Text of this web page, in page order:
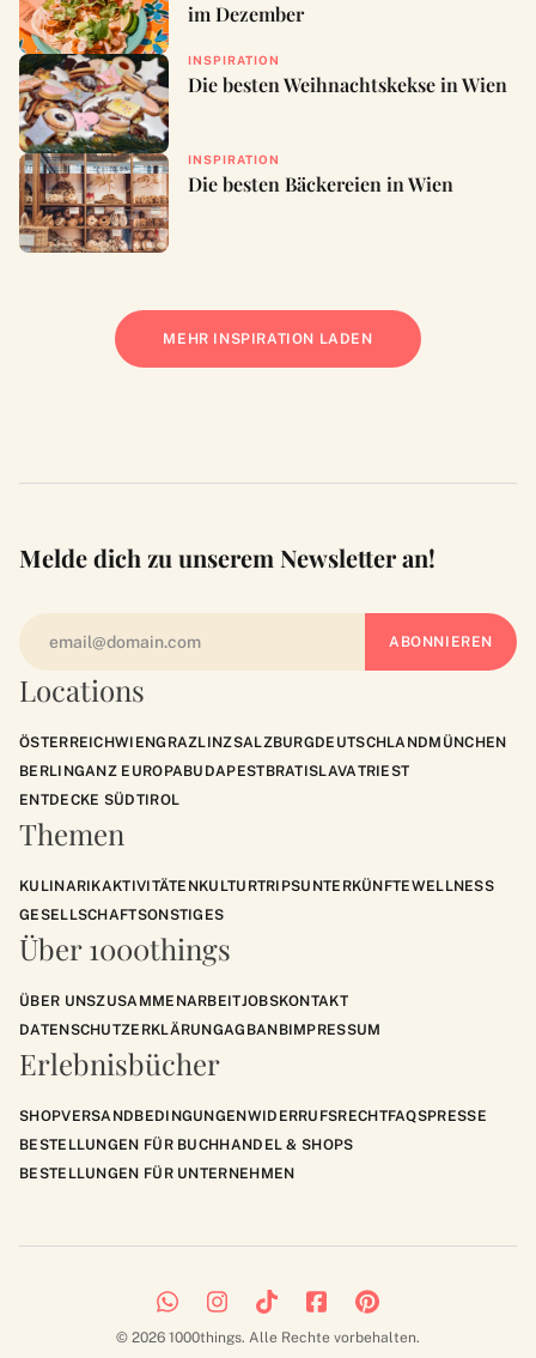
im Dezember
INSPIRATION
Die besten Weihnachtskekse in Wien
INSPIRATION
Die besten Bäckereien in Wien
MEHR INSPIRATION LADEN
Locations
ÖSTERREICHWIENGRAZLINZSALZBURGDEUTSCHLANDMÜNCHEN
BERLINGANZ EUROPABUDAPESTBRATISLAVATRIEST
ENTDECKE SÜDTIROL
Themen
KULINARIKAKTIVITÄTENKULTURTRIPSUNTERKÜNFTEWELLNESS
GESELLSCHAFTSONSTIGES
Über 1000things
ÜBER UNSZUSAMMENARBEITJOBSKONTAKT
DATENSCHUTZERKLÄRUNGAGBANBIMPRESSUM
Erlebnisbücher
SHOPVERSANDBEDINGUNGENWIDERRUFSRECHTFAQSPRESSE
BESTELLUNGEN FÜR BUCHHANDEL & SHOPS
BESTELLUNGEN FÜR UNTERNEHMEN
Melde dich zu unserem Newsletter an!
© 2026 1000things. Alle Rechte vorbehalten.